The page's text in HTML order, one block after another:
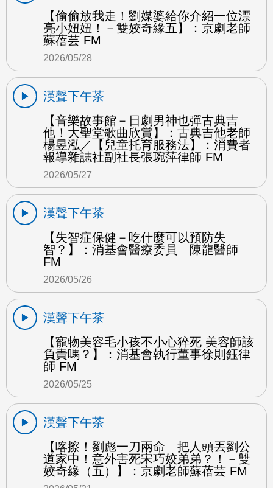
【偷偷放我走！劉媒婆給你介紹一位漂
亮小妞妞！－雙姣奇緣五】：京劇老師
蘇蓓芸 FM
2026/05/28
漢聲下午茶
【音樂故事館－日劇男神也彈古典吉
他！大聖堂歌曲欣賞】：古典吉他老師
楊昱泓／【兒童托育服務法】：消費者
報導雜誌社副社長張琬萍律師 FM
2026/05/27
漢聲下午茶
【失智症保健－吃什麼可以預防失
智？】：消基會醫療委員 陳龍醫師
FM
2026/05/26
漢聲下午茶
【寵物美容毛小孩不小心猝死 美容師該
負責嗎？】：消基會執行董事徐則鈺律
師 FM
2026/05/25
漢聲下午茶
【喀擦！劉彪一刀兩命 把人頭丟劉公
道家中！意外害死宋巧姣弟弟？！－雙
姣奇緣（五）】：京劇老師蘇蓓芸 FM